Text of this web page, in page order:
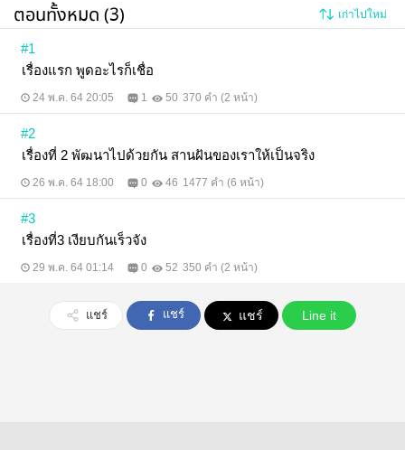
ตอนทั้งหมด (3) เก่าไปใหม่
#1
เรื่องแรก พูดอะไรก็เชื่อ
24 พ.ค. 64 20:05 1 50 370 คำ (2 หน้า)
#2
เรื่องที่ 2 พัฒนาไปด้วยกัน สานฝันของเราให้เป็นจริง
26 พ.ค. 64 18:00 0 46 1477 คำ (6 หน้า)
#3
เรื่องที่3 เงียบกันเร็วจัง
29 พ.ค. 64 01:14 0 52 350 คำ (2 หน้า)
แชร์ แชร์ แชร์ Line it